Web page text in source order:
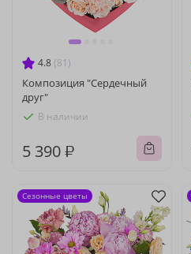
4.8 (81)
Композиция "Сердечный
друг"
В наличии
5 390 ₽
Сезонные цветы